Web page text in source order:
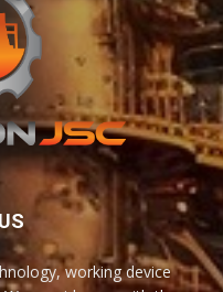
working device